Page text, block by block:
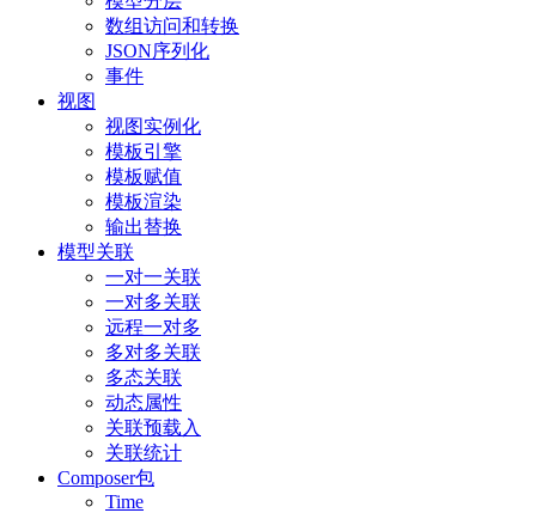
数组访问和转换
JSON序列化
事件
视图
视图实例化
模板引擎
模板赋值
模板渲染
输出替换
模型关联
一对一关联
一对多关联
远程一对多
多对多关联
多态关联
动态属性
关联预载入
关联统计
Composer包
Time